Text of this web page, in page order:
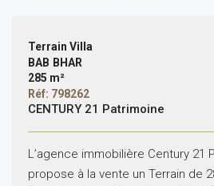
Terrain Villa
BAB BHAR
285 m²
Réf: 798262
CENTURY 21 Patrimoine
L’agence immobilière Century 21
propose à la vente un Terrain de